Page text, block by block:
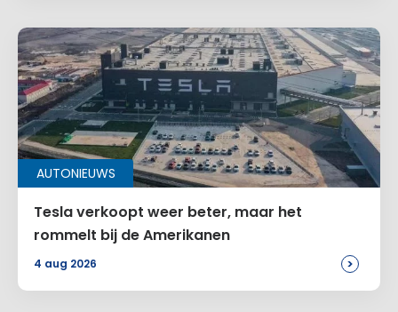
AUTONIEUWS
Tesla verkoopt weer beter, maar het
rommelt bij de Amerikanen
4 aug 2026 >